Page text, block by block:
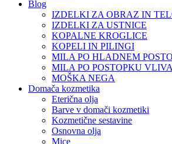
Blog
IZDELKI ZA OBRAZ IN
IZDELKI ZA USTNICE
KOPALNE KROGLICE
KOPELI IN PILINGI
MILA PO HLADNEM
MILA PO POSTOPKU
MOŠKA NEGA
Domača kozmetika
Eterična olja
Barve v domači kozmetiki
Kozmetične sestavine
Osnovna olja
Mice